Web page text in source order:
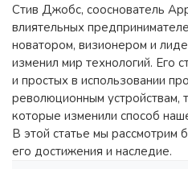
Стив Джобс, сооснователь
влиятельных
новатором, визионером и
изменил мир технологий. Его
и простых в использовании
революционным устройствам,
которые изменили способ
В этой статье мы
его достижения и наследие.